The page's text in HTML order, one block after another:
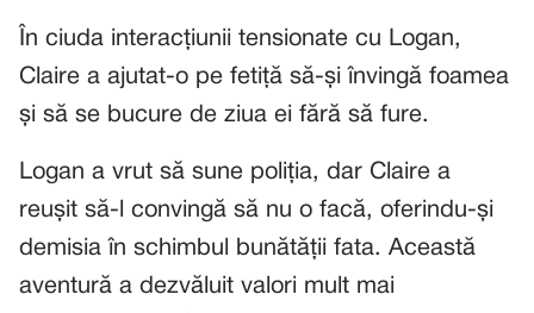
În ciuda interacțiunii tensionate cu Logan,
Claire a ajutat-o pe fetiță să-și învingă foamea
și să se bucure de ziua ei fără să fure.
Logan a vrut să sune poliția, dar Claire a
reușit să-l convingă să nu o facă, oferindu-și
demisia în schimbul bunătății fata. Această
aventură a dezvăluit valori mult mai